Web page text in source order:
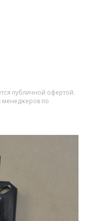
публичной офертой.
менеджеров по